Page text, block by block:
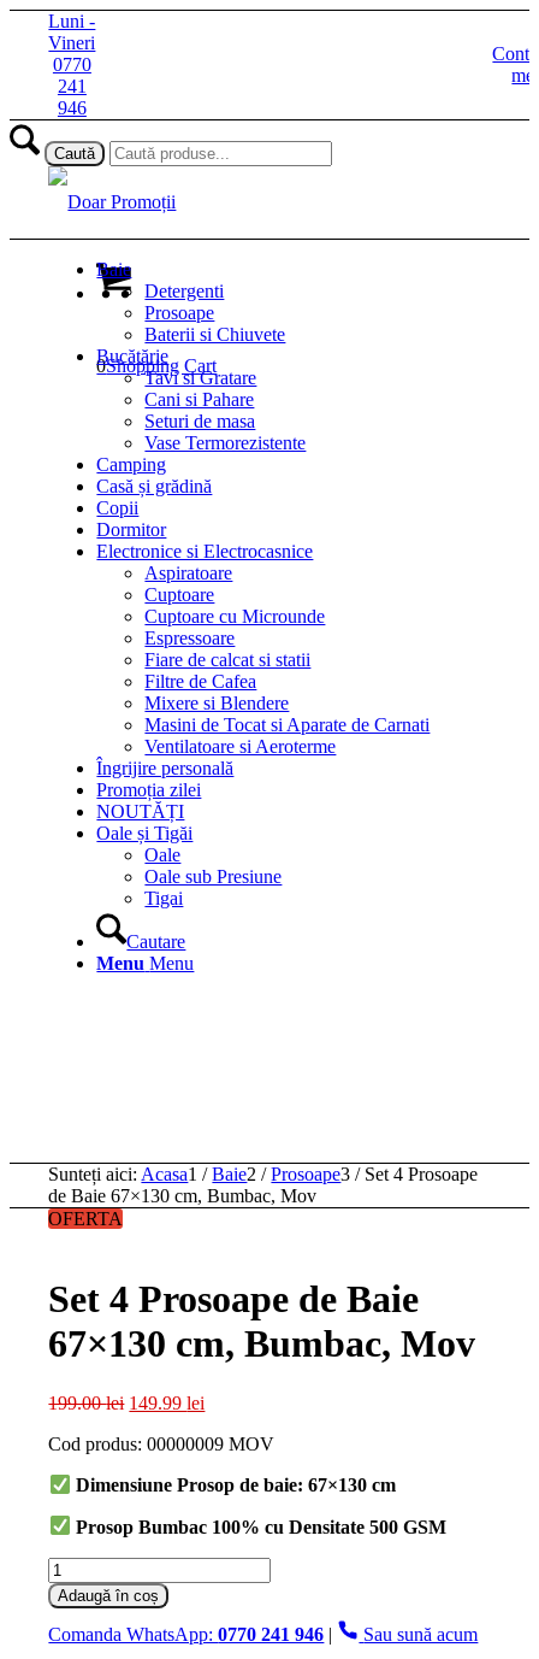
Luni -
Vineri
0770
241
946
0Shopping Cart
Baie
Detergenti
Prosoape
Baterii si Chiuvete
Bucătărie
Tavi si Gratare
Cani si Pahare
Seturi de masa
Vase Termorezistente
Camping
Casă și grădină
Copii
Dormitor
Electronice si Electrocasnice
Aspiratoare
Cuptoare
Cuptoare cu Microunde
Espressoare
Fiare de calcat si statii
Filtre de Cafea
Mixere si Blendere
Masini de Tocat si Aparate de Carnati
Ventilatoare si Aeroterme
Îngrijire personală
Promoția zilei
NOUTĂȚI
Oale și Tigăi
Oale
Oale sub Presiune
Tigai
Cautare
Menu Menu
Sunteți aici: Acasa1 / Baie2 / Prosoape3 / Set 4 Prosoape
de Baie 67×130 cm, Bumbac, Mov
OFERTA
Set 4 Prosoape de Baie
67×130 cm, Bumbac, Mov
199.00lei Prețul
a
199.00 lei.
149.99lei
este:
Cod produs: 00000009 MOV
Dimensiune Prosop de baie: 67×130 cm
Prosop Bumbac 100% cu Densitate 500 GSM
Cantitate
Set
4
Prosoape
Adaugă în coș
Comanda WhatsApp:0770 241 946 |
Sau sună acum